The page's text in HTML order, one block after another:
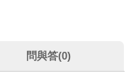
問與答(0)